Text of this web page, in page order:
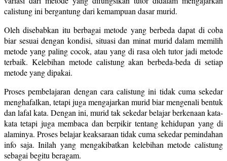
calistung ini bergantung dari kemampuan dasar murid.
Oleh disebabkan itu berbagai metode yang berbeda dapat di coba
biar sesuai dengan kondisi, situasi dan minat murid dalam memilih
metode yang paling cocok, atau yang di rasa oleh tutor jadi metode
terbaik. Kelebihan metode calistung akan berbeda-beda di setiap
metode yang dipakai.
Proses pembelajaran dengan cara calistung ini tidak cuma sekedar
menghafalkan, tetapi juga mengajarkan murid biar mengenali bentuk
dan lafal kata. Dengan ini, murid tak sekedar belajar berkenaan kata-
kata tetapi juga membaca dan berpikir tentang kehidupan yang di
alaminya. Proses belajar keaksaraan tidak cuma sekedar pemindahan
info saja. Inilah yang mengakibatkan kelebihan metode calistung
sebagai begitu beragam.